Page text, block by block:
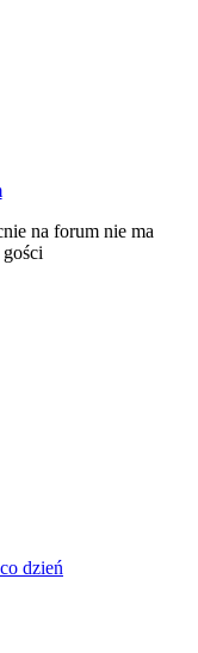
na forum nie ma
dzień